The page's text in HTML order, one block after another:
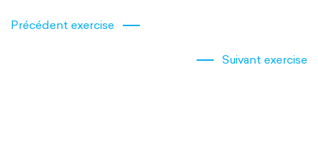
Précédent exercise
Suivant exercise